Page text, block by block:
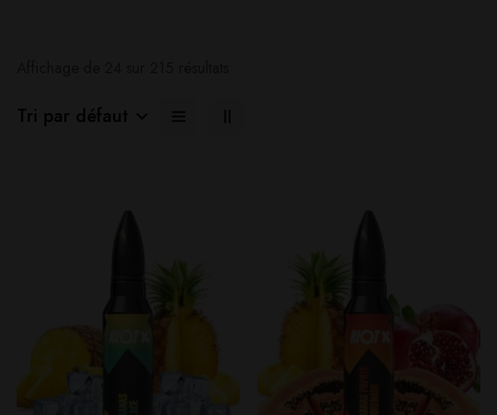
Tri par défaut